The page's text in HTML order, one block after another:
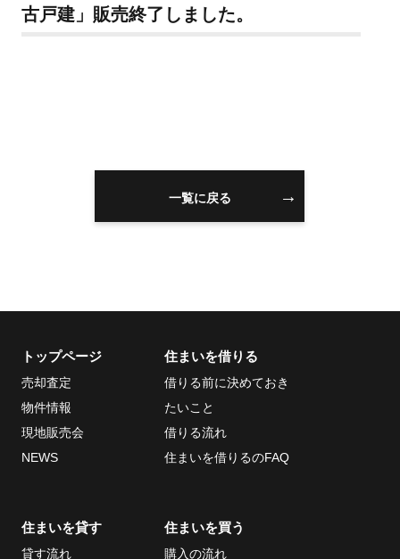
リフォームの流れ
スタッフ情報
スタッフ紹介
ム
当社について
会社概要
個人情報の取り扱い
お問い合わせ
古戸建」販売終了しました。
一覧に戻る
トップページ
売却査定
物件情報
現地販売会
NEWS
住まいを借りる
借りる前に決めておき
たいこと
借りる流れ
住まいを借りるのFAQ
住まいを貸す
貸す流れ
住まいを買う
購入の流れ